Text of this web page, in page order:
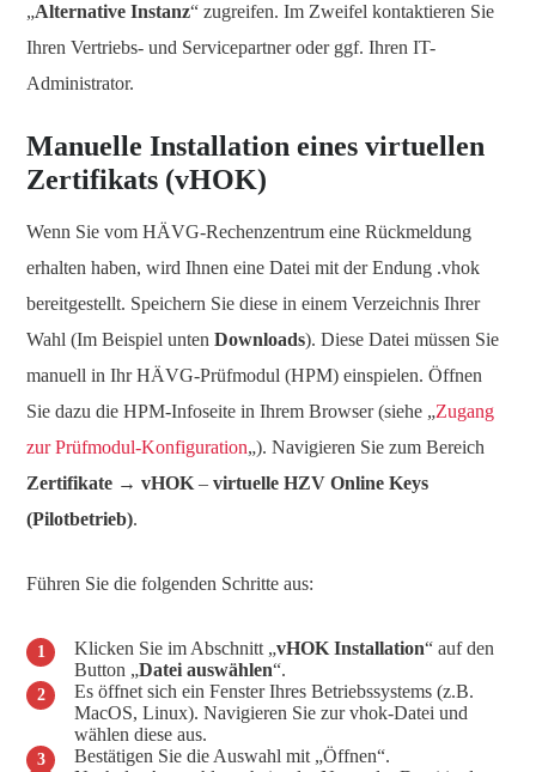
„Alternative Instanz“ zugreifen. Im Zweifel kontaktieren Sie
Ihren Vertriebs- und Servicepartner oder ggf. Ihren IT-
Administrator.
Manuelle Installation eines virtuellen
Zertifikats (vHOK)
Wenn Sie vom HÄVG-Rechenzentrum eine Rückmeldung
erhalten haben, wird Ihnen eine Datei mit der Endung .vhok
bereitgestellt. Speichern Sie diese in einem Verzeichnis Ihrer
Wahl (Im Beispiel unten Downloads). Diese Datei müssen Sie
manuell in Ihr HÄVG-Prüfmodul (HPM) einspielen. Öffnen
Sie dazu die HPM-Infoseite in Ihrem Browser (siehe „Zugang
zur Prüfmodul-Konfiguration„). Navigieren Sie zum Bereich
Zertifikate → vHOK – virtuelle HZV Online Keys
(Pilotbetrieb).
Führen Sie die folgenden Schritte aus:
Klicken Sie im Abschnitt „vHOK Installation“ auf den
Button „Datei auswählen“.
Es öffnet sich ein Fenster Ihres Betriebssystems (z.B.
MacOS, Linux). Navigieren Sie zur vhok-Datei und
wählen diese aus.
Bestätigen Sie die Auswahl mit „Öffnen“.